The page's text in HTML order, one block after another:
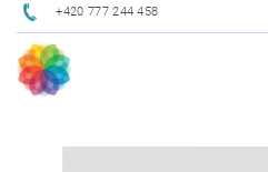
+420 777 244 458